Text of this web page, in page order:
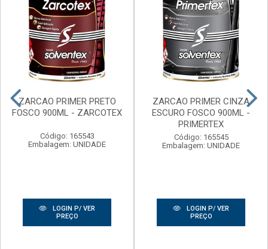
ZARCAO PRIMER PRETO
FOSCO 900ML - ZARCOTEX
Código: 165543
Embalagem: UNIDADE
LOGIN P/ VER
PREÇO
ZARCAO PRIMER CINZA
ESCURO FOSCO 900ML -
PRIMERTEX
Código: 165545
Embalagem: UNIDADE
LOGIN P/ VER
PREÇO